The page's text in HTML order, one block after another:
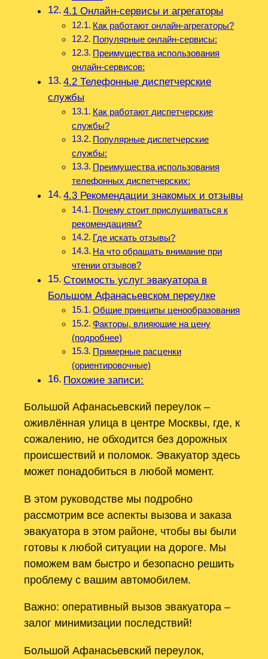
4.1 Онлайн-сервисы и агрегаторы
Как работают онлайн-агрегаторы?
Популярные онлайн-сервисы:
Преимущества использования
онлайн-сервисов:
4.2 Телефонные диспетчерские
службы
Как работают диспетчерские
службы?
Популярные диспетчерские
службы:
Преимущества использования
телефонных диспетчерских:
4.3 Рекомендации знакомых и отзывы
Почему стоит прислушиваться к
рекомендациям?
Где искать отзывы?
На что обращать внимание при
чтении отзывов?
Стоимость услуг эвакуатора в
Большом Афанасьевском переулке
Общие принципы ценообразования
Факторы, влияющие на цену
(подробнее)
Примерные расценки
(ориентировочные)
Похожие записи:
Большой Афанасьевский переулок –
оживлённая улица в центре Москвы, где, к
сожалению, не обходится без дорожных
происшествий и поломок. Эвакуатор здесь
может понадобиться в любой момент.
В этом руководстве мы подробно
рассмотрим все аспекты вызова и заказа
эвакуатора в этом районе, чтобы вы были
готовы к любой ситуации на дороге. Мы
поможем вам быстро и безопасно решить
проблему с вашим автомобилем.
Важно: оперативный вызов эвакуатора –
залог минимизации последствий!
Большой Афанасьевский переулок,